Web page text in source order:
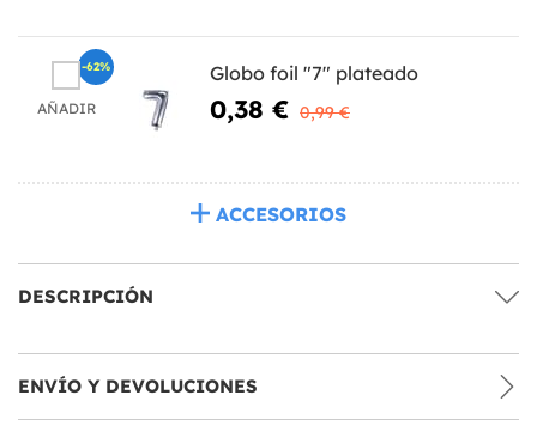
AÑADIR
Globo foil "7" plateado
0,38 € 0,99 €
-62%
ACCESORIOS
DESCRIPCIÓN
ENVÍO Y DEVOLUCIONES